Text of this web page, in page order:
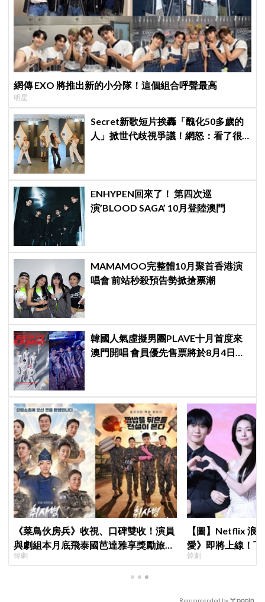
網傳 EXO 將推出新的小分隊！這個組合呼聲最高
明星
Secret新歌短片挨轟「醜化50多歲的
人」掀世代歧視爭議！網怒：看了很
ENHYPEN回來了！ 第四次巡
演’BLOOD SAGA’ 10月登陸澳門
MAMAMOO完整體10月聚首香港演
唱會 前站秒殺預告勢掀搶票潮
韓國人氣虛擬男團PLAVE十月首度來
澳門開唱 會員優先售票將於8月4日開
《菜鳥伙房兵》收視、口碑雙收！演員
與劇組本月底飛泰國芭達雅享獎勵旅
行，慶祝亮眼成績
韓劇
【圖】Netflix 浪
愛》即將上線！
製作發表會，甜
韓劇
Recommended by